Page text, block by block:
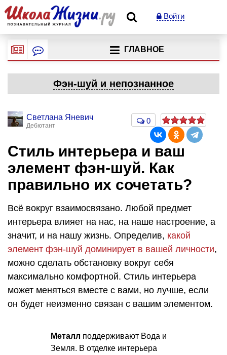
Войти
ГЛАВНОЕ
Фэн-шуй и непознанное
Светлана Яневич
Дебютант
0
Стиль интерьера и ваш
элемент фэн-шуй. Как
правильно их сочетать?
Всё вокруг взаимосвязано. Любой предмет
интерьера влияет на нас, на наше настроение, а
значит, и на нашу жизнь. Определив, какой
элемент фэн-шуй доминирует в вашей личности,
можно сделать обстановку вокруг себя
максимально комфортной. Стиль интерьера
может меняться вместе с вами, но лучше, если
он будет неизменно связан с вашим элементом.
Металл поддерживают Вода и
Земля. В отделке интерьера